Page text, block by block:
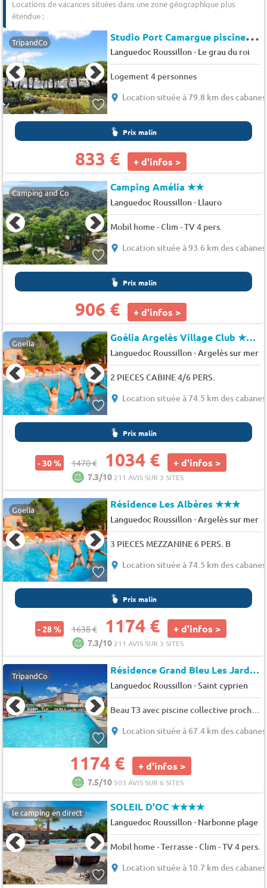
Locations de vacances situées dans une zone géographique plus
étendue :
TripandCo S
tudio Port Camargue piscine parking terrasse - Quai aux fleurs
Languedoc Roussillon- Le grau du roi
Logement 4 personnes
Location située à 79.8 km des
Prix malin
833 € + d'infos >
Camping and Co Camping Amélia★★
Languedoc Roussillon- Llauro
Mobil home - Clim - TV 4 pers.
Location située à 93.6 km des
Prix malin
906 € + d'infos >
Goelia Goélia Argelès Village Club★★★
Languedoc Roussillon-Argelès sur mer
2 PIECES CABINE 4/6 PERS.
Location située à 74.5 km des
Prix malin
- 30 % 1470 € 1034 € + d'infos >
7.3/10 211 AVIS SUR 3 SITES
Goelia Résidence Les Albères★★★
Languedoc Roussillon-Argelès sur mer
3 PIECES MEZZANINE 6 PERS. B
Location située à 74.5 km des
Prix malin
- 28 % 1638 € 1174 € + d'infos >
7.3/10 211 AVIS SUR 3 SITES
TripandCo Résidence Grand Bleu Les Jardins de Neptune - Saint Cyprien
Languedoc Roussillon-Saint cyprien
Location située à 67.4 km des
1174 € + d'infos >
7.5/10 503 AVIS SUR 6 SITES
le camping en direct SOLEIL D'OC★★★★
Languedoc Roussillon- Narbonne plage
Mobil home - Terrasse - Clim - TV 4 pers.
Location située à 10.7 km des